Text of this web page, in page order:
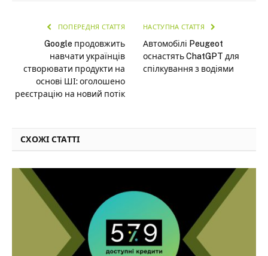
ПОПЕРЕДНЯ СТАТТЯ
Google продовжить
навчати українців
створювати продукти на
основі ШІ: оголошено
реєстрацію на новий потік
НАСТУПНА СТАТТЯ
Автомобілі Peugeot
оснастять ChatGPT для
спілкування з водіями
СХОЖІ СТАТТІ